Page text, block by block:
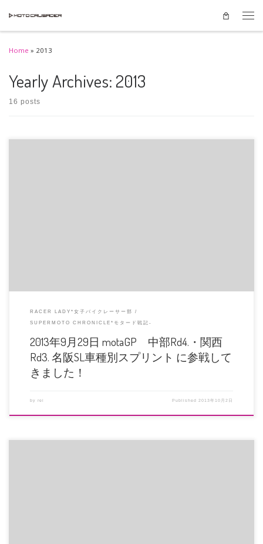
Skip to content
Home » 2013
Yearly Archives: 2013
16 posts
RACER LADY*女子バイクレーサー部
SUPERMOTO CHRONICLE*モタード戦記-
2013年9月29日 motaGP 中部Rd4.・関西
Rd3. 名阪SL車種別スプリント に参戦して
きました！
by rei Published2013年10月2日